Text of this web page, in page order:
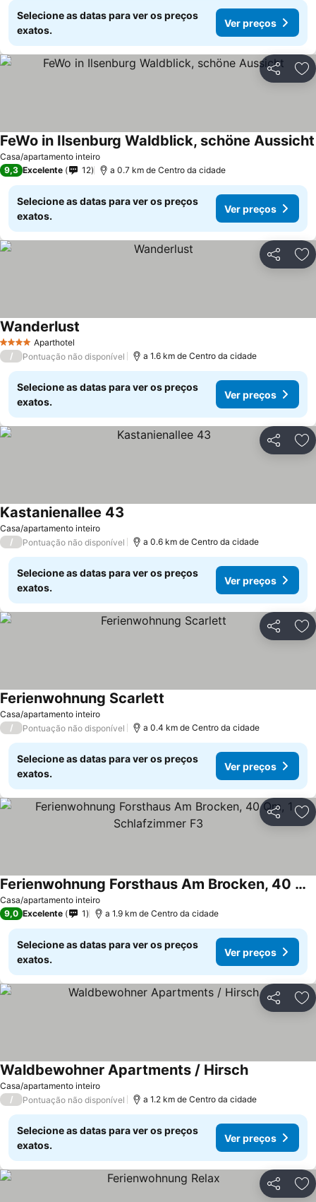
Selecione as datas para ver os preços
exatos.
Ver preços
Partilhar
Casa/apartamento inteiro
FeWo in Ilsenburg Waldblick, schöne Aussicht
9,3 Excelente 12 a 0.7 km de Centro da cidade
Selecione as datas para ver os preços
exatos.
Ver preços
Partilhar
4 EstrelasAparthotel
Wanderlust
/ Pontuação não disponível a 1.6 km de Centro da cidade
Selecione as datas para ver os preços
exatos.
Ver preços
Partilhar
Casa/apartamento inteiro
Kastanienallee 43
/ Pontuação não disponível a 0.6 km de Centro da cidade
Selecione as datas para ver os preços
exatos.
Ver preços
Partilhar
Casa/apartamento inteiro
Ferienwohnung Scarlett
/ Pontuação não disponível a 0.4 km de Centro da cidade
Selecione as datas para ver os preços
exatos.
Ver preços
Partilhar
Casa/apartamento inteiro
Ferienwohnung Forsthaus Am Brocken, 40 Qm, 1 Schlafzimmer F3
9,0 Excelente 1 a 1.9 km de Centro da cidade
Selecione as datas para ver os preços
exatos.
Ver preços
Partilhar
Casa/apartamento inteiro
Waldbewohner Apartments / Hirsch
/ Pontuação não disponível a 1.2 km de Centro da cidade
Selecione as datas para ver os preços
exatos.
Ver preços
Partilhar